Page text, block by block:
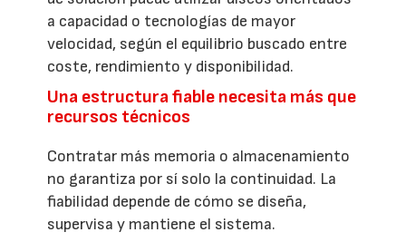
a capacidad o tecnologías de mayor
velocidad, según el equilibrio buscado entre
coste, rendimiento y disponibilidad.
Una estructura fiable necesita más que
recursos técnicos
Contratar más memoria o almacenamiento
no garantiza por sí solo la continuidad. La
fiabilidad depende de cómo se diseña,
supervisa y mantiene el sistema.